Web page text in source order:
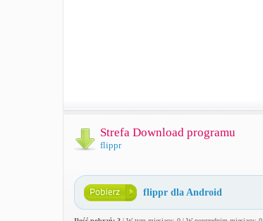
Strefa Download programu
flippr
flippr dla Android